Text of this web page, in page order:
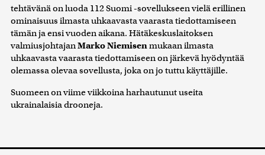
tehtävänä on luoda 112 Suomi -sovellukseen vielä erillinen
ominaisuus ilmasta uhkaavasta vaarasta tiedottamiseen
tämän ja ensi vuoden aikana. Hätäkeskuslaitoksen
valmiusjohtajanMarko Niemisenmukaan ilmasta
uhkaavasta vaarasta tiedottamiseen on järkevä hyödyntää
olemassa olevaa sovellusta, joka on jo tuttu käyttäjille.
Suomeen on viime viikkoina harhautunut useita
ukrainalaisia drooneja.